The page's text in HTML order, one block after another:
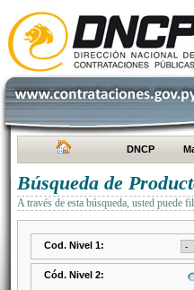
DNCP
Búsqueda de
A través de esta búsqueda, usted puede
Cod. Nivel 1:
Cód. Nivel 2: